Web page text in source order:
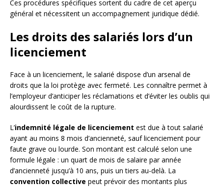
Ces procédures spécifiques sortent du cadre de cet aperçu
général et nécessitent un accompagnement juridique dédié.
Les droits des salariés lors d’un
licenciement
Face à un licenciement, le salarié dispose d’un arsenal de
droits que la loi protège avec fermeté. Les connaître permet à
l’employeur d’anticiper les réclamations et d’éviter les oublis qui
alourdissent le coût de la rupture.
L’indemnité légale de licenciement est due à tout salarié
ayant au moins 8 mois d’ancienneté, sauf licenciement pour
faute grave ou lourde. Son montant est calculé selon une
formule légale : un quart de mois de salaire par année
d’ancienneté jusqu’à 10 ans, puis un tiers au-delà. La
convention collective peut prévoir des montants plus